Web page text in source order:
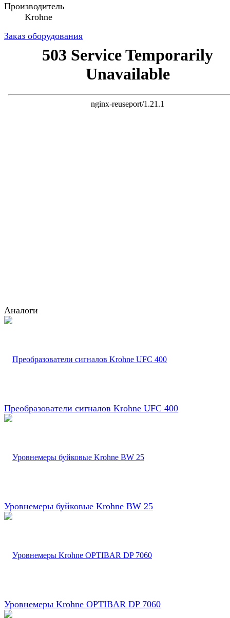
Производитель
Krohne
Заказ оборудования
Аналоги
Преобразователи сигналов Krohne UFC 400
Уровнемеры буйковые Krohne BW 25
Уровнемеры Krohne OPTIBAR DP 7060